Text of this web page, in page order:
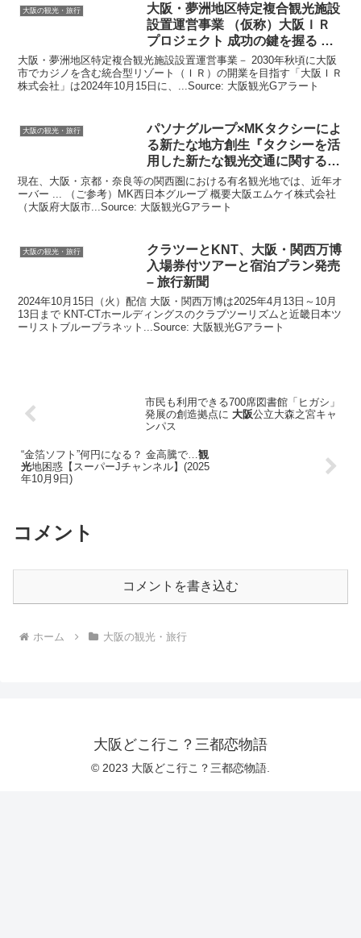
大阪の観光・旅行 大阪 ・夢洲地区特定複合観光施設
設置運営事業 （仮称） 大阪 ＩＲ
プロジェクト 成功の鍵を握る …
大阪・夢洲地区特定複合観光施設設置運営事業－ 2030年秋頃に大阪
市でカジノを含む統合型リゾート（ＩＲ）の開業を目指す「大阪ＩＲ
株式会社」は2024年10月15日に、...Source: 大阪観光Gアラート
大阪の観光・旅行
パソナグループ×MKタクシーによ
る新たな地方創生『タクシーを活
用した新たな観光交通に関する
…
現在、大阪・京都・奈良等の関西圏における有名観光地では、近年オ
ーバー ... （ご参考）MK西日本グループ 概要大阪エムケイ株式会社
（大阪府大阪市...Source: 大阪観光Gアラート
大阪の観光・旅行 クラツーとKNT、 大阪 ・関西万博
入場券付ツアーと宿泊プラン発売
– 旅行新聞
2024年10月15日（火）配信 大阪・関西万博は2025年4月13日～10月
13日まで KNT-CTホールディングスのクラブツーリズムと近畿日本ツ
ーリストブループラネット...Source: 大阪観光Gアラート
市民も利用できる700席図書館「ヒガシ」
発展の創造拠点に 大阪公立大森之宮キャ
ンパス
“金箔ソフト”何円になる？ 金高騰で… 観
光地困惑【スーパーJチャンネル】(2025
年10月9日)
コメント
コメントを書き込む
ホーム 大阪の観光・旅行
大阪どこ行こ？三都恋物語
© 2023 大阪どこ行こ？三都恋物語.